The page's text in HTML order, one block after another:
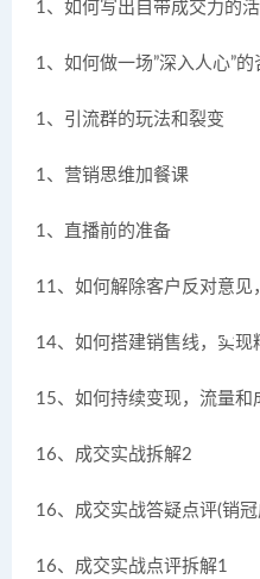
1、如何写出自带成交力的
1、如何做一场”深入人心”的
1、引流群的玩法和裂变
1、营销思维加餐课
1、直播前的准备
11、如何解除客户反对意见
14、如何搭建销售线，实现
15、如何持续变现，流量和
16、成交实战拆解2
16、成交实战答疑点评(销
16、成交实战点评拆解1